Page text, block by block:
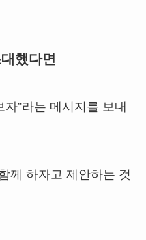
했다면
자”라는 메시지를 보내
께 하자고 제안하는 것